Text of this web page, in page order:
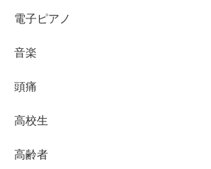
電子ピアノ
音楽
頭痛
高校生
高齢者